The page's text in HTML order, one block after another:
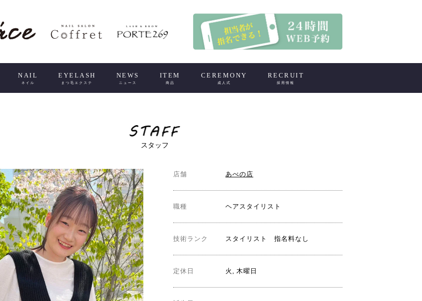
NAIL
ネイル
EYELASH
まつ毛エクステ
NEWS
ニュース
ITEM
商品
CEREMONY
成人式
RECRUIT
採用情報
スタッフ
店舗 あべの店
職種 ヘアスタイリスト
技術ランク スタイリスト 指名料なし
定休日 火, 木曜日